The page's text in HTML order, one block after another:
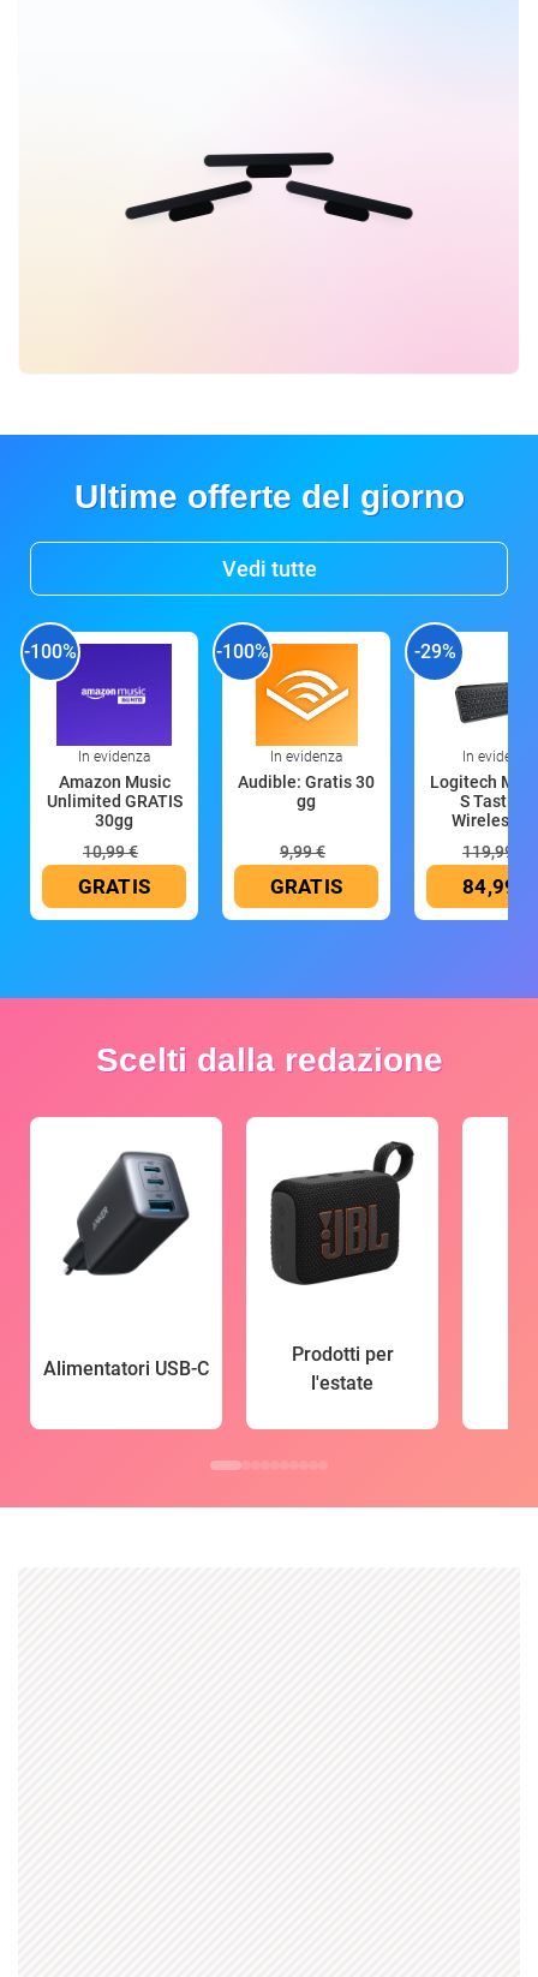
Ultime offerte del giorno
Vedi tutte
-100%
In evidenza
Amazon Music
Unlimited GRATIS
30gg
10,99 €
GRATIS
-100%
In evidenza
Audible: Gratis 30
gg
9,99 €
GRATIS
-29%
In evidenza
Logitech MX
S Tastiera
Wireless
119,99 €
84,99 €
Scelti dalla redazione
Alimentatori USB-C
Prodotti per
l'estate